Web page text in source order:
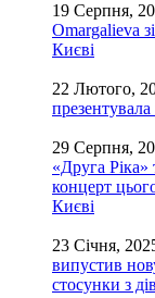
19 Серпня,
Omargalieva
Києві
22 Лютого,
29 Серпня,
«Друга
концерт
Києві
23 Січня,
випустив
стосунки з